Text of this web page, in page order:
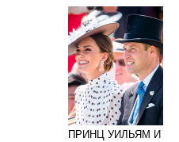
ПРИНЦ УИЛЬЯМ И